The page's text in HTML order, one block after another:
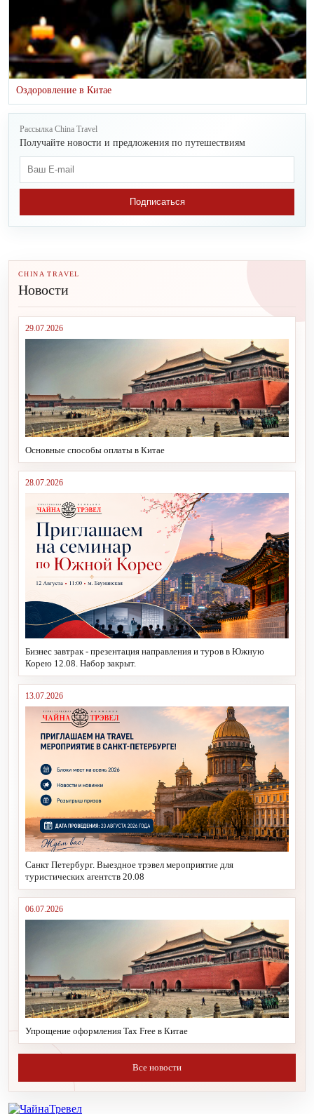
Оздоровление в Китае
Рассылка China Travel
Получайте новости и предложения по путешествиям
Подписаться
CHINA TRAVEL
Новости
29.07.2026
Основные способы оплаты в Китае
28.07.2026
Бизнес завтрак - презентация направления и туров в Южную
Корею 12.08. Набор закрыт.
13.07.2026
Санкт Петербург. Выездное трэвел мероприятие для
туристических агентств 20.08
06.07.2026
Упрощение оформления Tax Free в Китае
Все новости